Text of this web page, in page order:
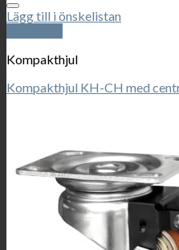
Lägg till i önskelistan
Kompakthjul
Kompakthjul KH-CH med